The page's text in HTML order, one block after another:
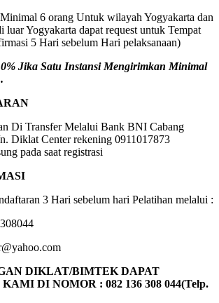
6 orang Untuk wilayah Yogyakarta dan
Yogyakarta dapat request untuk Tempat
5 Hari sebelum Hari pelaksanaan)
Jika Satu Instansi Mengirimkan Minimal
Di Transfer Melalui Bank BNI Cabang
Diklat Center rekening 0911017873
pada saat registrasi
3 Hari sebelum hari Pelatihan melalui :
DIKLAT/BIMTEK DAPAT
DI NOMOR : 082 136 308 044(Telp.